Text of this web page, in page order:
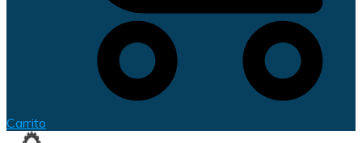
Carrito